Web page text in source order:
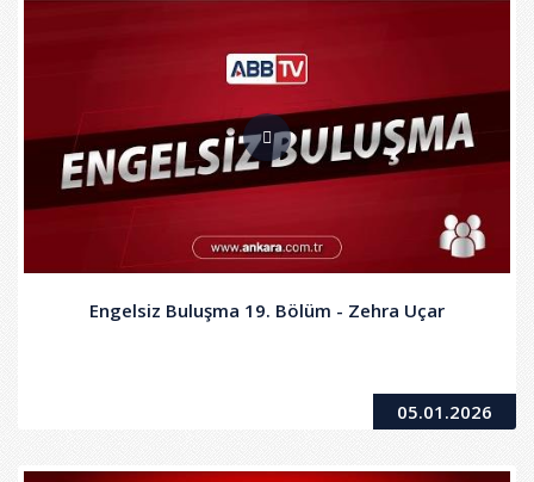
Engelsiz Buluşma 19. Bölüm - Zehra Uçar
05.01.2026